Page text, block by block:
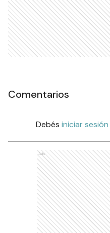
Comentarios
Debés iniciar sesión
Ads